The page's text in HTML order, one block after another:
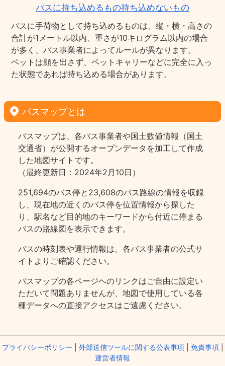
バスに持ち込めるもの持ち込めないもの
バスに手荷物として持ち込めるものは、縦・横・高さの
合計が1メートル以内、重さが10キログラム以内の場合
が多く、バス事業者によってルールが異なります。
ペットは顔を出さず、ペットキャリーなどに完全に入っ
た状態であれば持ち込める場合があります。
バスマップとは
バスマップは、各バス事業者や国土数値情報（国土
交通省）が公開するオープンデータを加工して作成
した地図サイトです。
（最終更新日：2024年2月10日）
251,694のバス停と23,608のバス路線の情報を収録
し、現在地の近くのバス停を位置情報から探した
り、駅名など目的地のキーワードから付近に停まる
バスの路線図を表示できます。
バスの時刻表や運行情報は、各バス事業者の公式サ
イトよりご確認ください。
バスマップの各ページヘのリンクはご自由に設定い
ただいて問題ありませんが、地図で使用している各
種データへの直接アクセスはご遠慮ください。
プライバシーポリシー 外部送信ツールに関する公表事項| 免責事項|
運営者情報